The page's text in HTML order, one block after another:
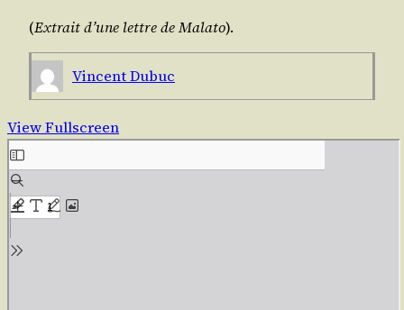
(Extrait d’une lettre deMala­to).
Vincent Dubuc
View Fullscreen